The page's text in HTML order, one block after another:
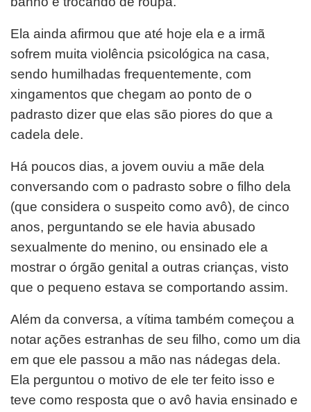
Ela ainda afirmou que até hoje ela e a irmã
sofrem muita violência psicológica na casa,
sendo humilhadas frequentemente, com
xingamentos que chegam ao ponto de o
padrasto dizer que elas são piores do que a
cadela dele.
Há poucos dias, a jovem ouviu a mãe dela
conversando com o padrasto sobre o filho dela
(que considera o suspeito como avô), de cinco
anos, perguntando se ele havia abusado
sexualmente do menino, ou ensinado ele a
mostrar o órgão genital a outras crianças, visto
que o pequeno estava se comportando assim.
Além da conversa, a vítima também começou a
notar ações estranhas de seu filho, como um dia
em que ele passou a mão nas nádegas dela.
Ela perguntou o motivo de ele ter feito isso e
teve como resposta que o avô havia ensinado e